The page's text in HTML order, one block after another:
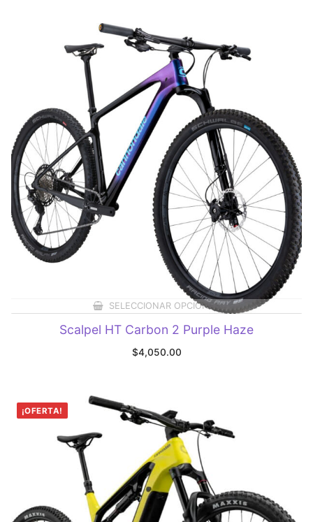
SELECCIONAR OPCIONES
Scalpel HT Carbon 2 Purple Haze
$4,050.00
¡OFERTA!